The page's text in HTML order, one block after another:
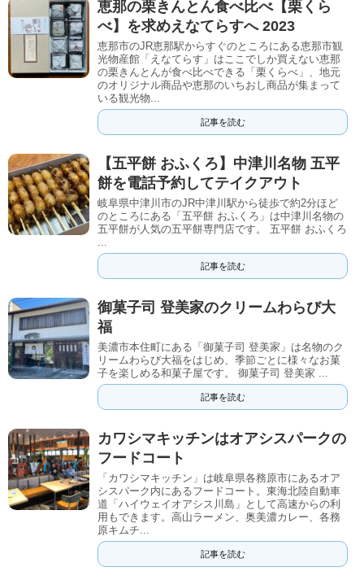
恵那の栗きんとん食べ比べ【栗くら
べ】を求めえなてらすへ 2023
恵那市のJR恵那駅からすぐのところにある恵那市観
光物産館「えなてらす」はここでしか買えない恵那
の栗きんとんが食べ比べできる「栗くらべ」、地元
のオリジナル商品や恵那のいちおし商品が集まって
いる観光物...
記事を読む
【五平餅 おふくろ】中津川名物 五平
餅を電話予約してテイクアウト
岐阜県中津川市のJR中津川駅から徒歩で約2分ほど
のところにある「五平餅 おふくろ」は中津川名物の
五平餅が人気の五平餅専門店です。 五平餅 おふくろ
記事を読む
御菓子司 登美家のクリームわらび大
福
美濃市本住町にある「御菓子司 登美家」は名物のク
リームわらび大福をはじめ、季節ごとに様々なお菓
子を楽しめる和菓子屋です。 御菓子司 登美家 ...
記事を読む
カワシマキッチンはオアシスパークの
フードコート
「カワシマキッチン」は岐阜県各務原市にあるオア
シスパーク内にあるフードコート。東海北陸自動車
道「ハイウェイオアシス川島」として高速からの利
用もできます。高山ラーメン、奥美濃カレー、各務
原キムチ...
記事を読む